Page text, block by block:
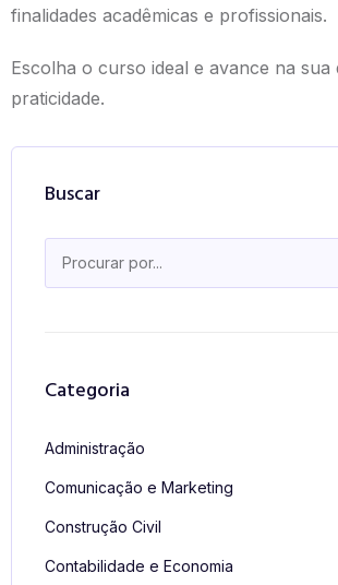
Buscar
Categoria
Administração
Comunicação e Marketing
Construção Civil
Contabilidade e Economia
finalidades acadêmicas e profissionais.
Escolha o curso ideal e avance na sua
praticidade.